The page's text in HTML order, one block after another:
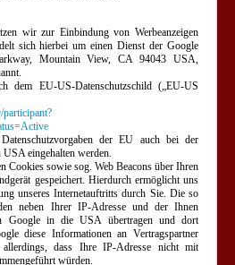
wir zur Einbindung von Werbeanzeigen
sich hierbei um einen Dienst der Google
Mountain View, CA 94043 USA,
dem EU-US-Datenschutzschild („EU-US
der EU auch bei der
eingehalten werden.
Cookies sowie sog. Web Beacons über Ihren
gespeichert. Hierdurch ermöglicht uns
unseres Internetauftritts durch Sie. Die so
neben Ihrer IP-Adresse und der Ihnen
Google in die USA übertragen und dort
diese Informationen an Vertragspartner
allerdings, dass Ihre IP-Adresse nicht mit
würden.